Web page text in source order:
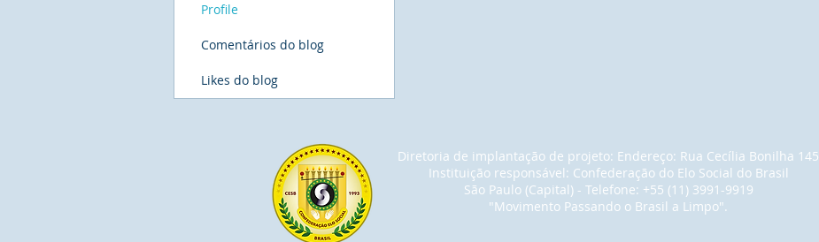
Profile
Comentários do blog
Likes do blog
Diretoria de implantação de projeto: Endereço: Rua Cecília Bonilha 145
Instituição responsável: Confederação do Elo Social do Brasil
São Paulo (Capital) - Telefone: +55 (11) 3991-9919
"Movimento Passando o Brasil a Limpo".